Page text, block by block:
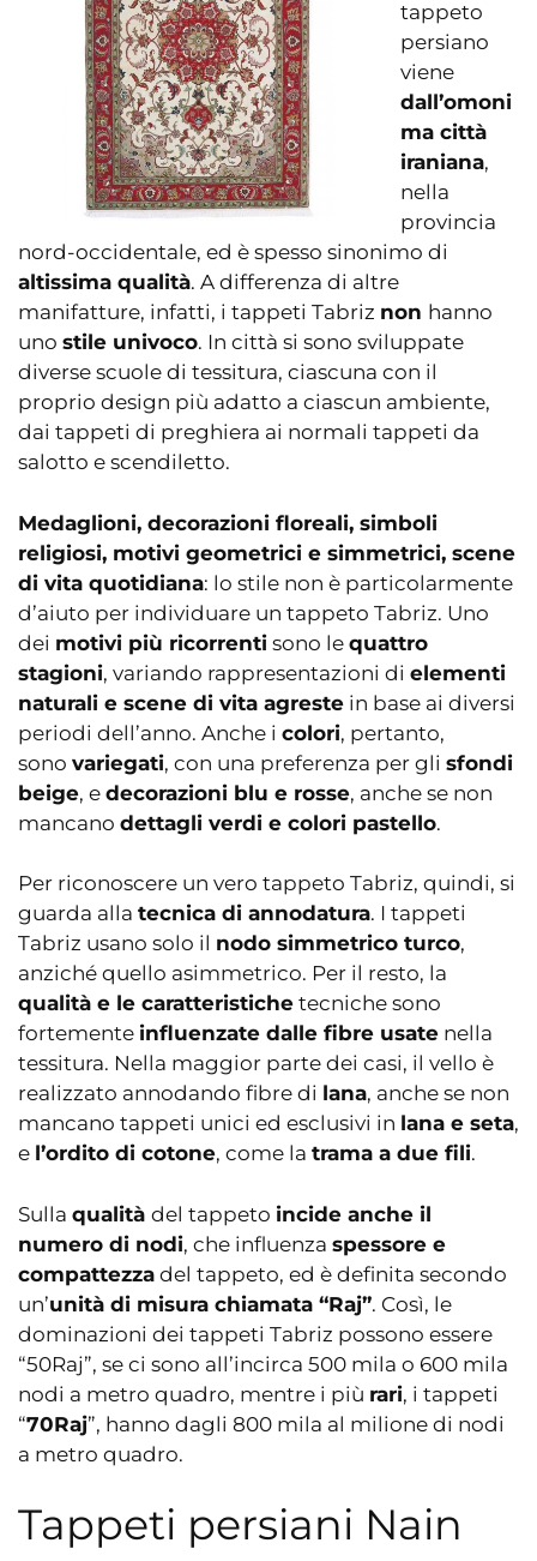
tappeto
persiano
viene
dall’omoni
ma città
iraniana,
nella
provincia
nord-occidentale, ed è spesso sinonimo di
altissima qualità. A differenza di altre
manifatture, infatti, i tappeti Tabriz non hanno
uno stile univoco. In città si sono sviluppate
diverse scuole di tessitura, ciascuna con il
proprio design più adatto a ciascun ambiente,
dai tappeti di preghiera ai normali tappeti da
salotto e scendiletto.
Medaglioni, decorazioni floreali, simboli
religiosi, motivi geometrici e simmetrici, scene
di vita quotidiana: lo stile non è particolarmente
d’aiuto per individuare un tappeto Tabriz. Uno
dei motivi più ricorrenti sono le quattro
stagioni, variando rappresentazioni di elementi
naturali e scene di vita agreste in base ai diversi
periodi dell’anno. Anche i colori, pertanto,
sono variegati, con una preferenza per gli sfondi
beige, e decorazioni blu e rosse, anche se non
mancano dettagli verdi e colori pastello.
Per riconoscere un vero tappeto Tabriz, quindi, si
guarda alla tecnica di annodatura. I tappeti
Tabriz usano solo il nodo simmetrico turco,
anziché quello asimmetrico. Per il resto, la
qualità e le caratteristiche tecniche sono
fortemente influenzate dalle fibre usate nella
tessitura. Nella maggior parte dei casi, il vello è
realizzato annodando fibre di lana, anche se non
mancano tappeti unici ed esclusivi in lana e seta,
e l’ordito di cotone, come la trama a due fili.
Sulla qualità del tappeto incide anche il
numero di nodi, che influenza spessore e
compattezza del tappeto, ed è definita secondo
un’unità di misura chiamata “Raj”. Così, le
dominazioni dei tappeti Tabriz possono essere
“50Raj”, se ci sono all’incirca 500 mila o 600 mila
nodi a metro quadro, mentre i più rari, i tappeti
“70Raj”, hanno dagli 800 mila al milione di nodi
a metro quadro.
Tappeti persiani Nain